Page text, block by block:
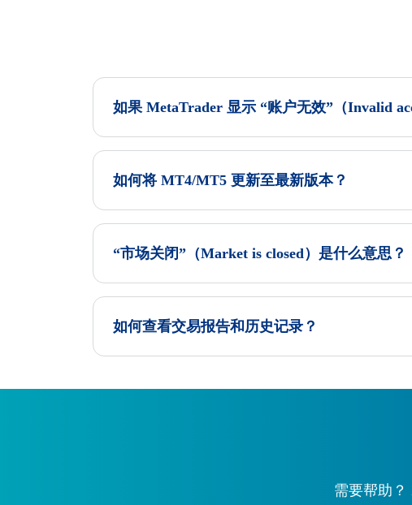
如果 MetaTrader 显示 “账户无效”（Invalid
如何将 MT4/MT5 更新至最新版本？
“市场关闭”（Market is closed）是什么意思？
如何查看交易报告和历史记录？
需要帮助